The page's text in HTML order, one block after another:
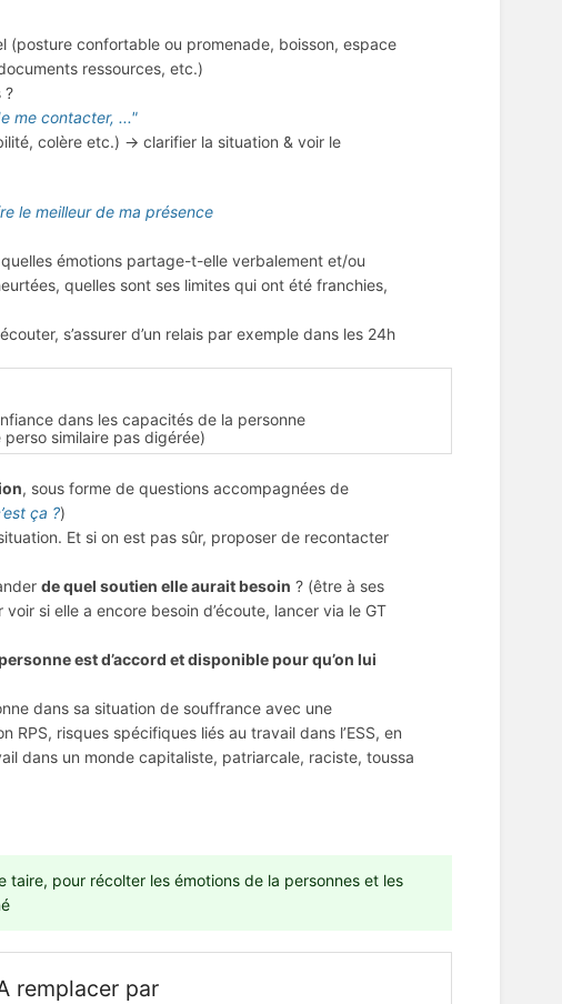
(posture confortable ou promenade, boisson, espace
ressources, etc.)
?
me contacter, ..."
colère etc.) → clarifier la situation & voir le
le meilleur de ma présence
émotions partage-t-elle verbalement et/ou
quelles sont ses limites qui ont été franchies,
s’assurer d’un relais par exemple dans les 24h
dans les capacités de la personne
similaire pas digérée)
, sous forme de questions accompagnées de
ça ?)
Et si on est pas sûr, proposer de recontacter
de quel soutien elle aurait besoin ? (être à ses
si elle a encore besoin d’écoute, lancer via le GT
est d’accord et disponible pour qu’on lui
dans sa situation de souffrance avec une
risques spécifiques liés au travail dans l’ESS, en
dans un monde capitaliste, patriarcale, raciste, toussa
pour récolter les émotions de la personnes et les
remplacer par